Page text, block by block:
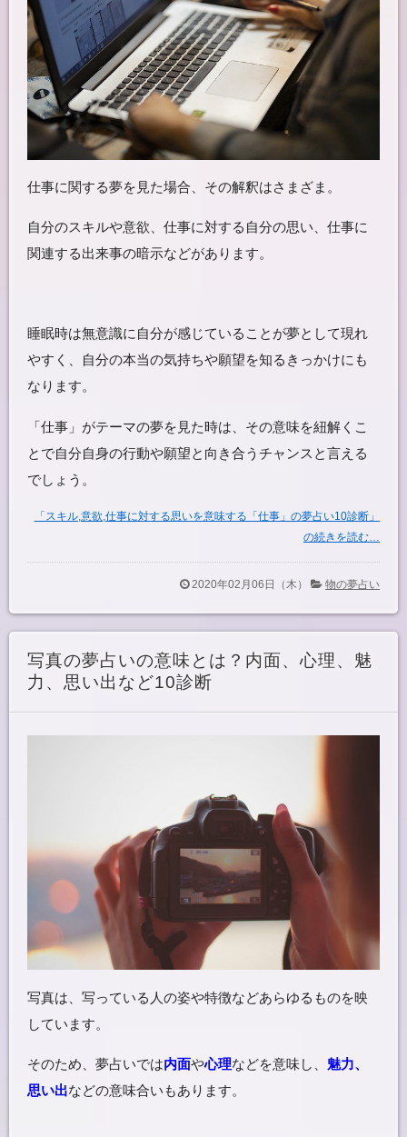
仕事に関する夢を見た場合、 その解釈はさまざま。
自分のスキルや意欲、仕事に対する自分の思い、仕事に
関連する出来事の暗示などがあります。
睡眠時は無意識に自分が感じていることが夢として現れ
やすく、
自分の本当の気持ちや願望を知るきっかけにも
なります。
「仕事」がテーマの夢を見た時は 、その意味を紐解 くこ
とで自分自身の行動や願望と向き合う チャンス と言える
でしょう。
「スキル,意欲,仕事に対する思いを意味する「仕事」の夢占い10診断」
の続きを読む…
2020年02月06日（木） 物の夢占い
写真の夢占いの意味とは？内面、心理、魅
力、思い出など10診断
写真は、写っている人の姿や特徴などあらゆるものを映
しています。
そのため、夢占いでは内面や心理などを意味し、 魅力、
思い出などの意味合いもあります。